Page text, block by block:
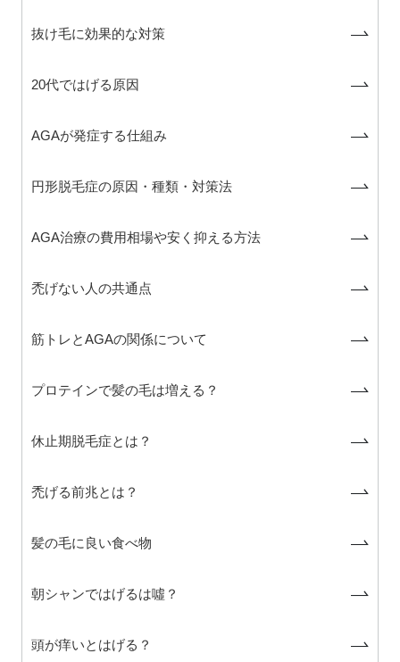
抜け毛に効果的な対策
20代ではげる原因
AGAが発症する仕組み
円形脱毛症の原因・種類・対策法
AGA治療の費用相場や安く抑える方法
禿げない人の共通点
筋トレとAGAの関係について
プロテインで髪の毛は増える？
休止期脱毛症とは？
禿げる前兆とは？
髪の毛に良い食べ物
朝シャンではげるは噓？
頭が痒いとはげる？